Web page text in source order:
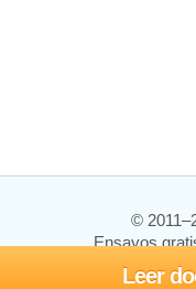
Leer
©
Ensayos